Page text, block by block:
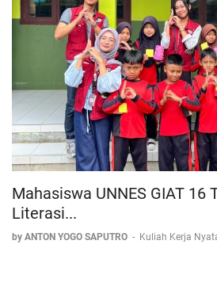
Mahasiswa UNNES GIAT 16
Literasi...
by ANTON YOGO SAPUTRO - Kuliah Kerja